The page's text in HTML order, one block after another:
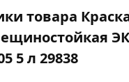
товара
5 л 29838